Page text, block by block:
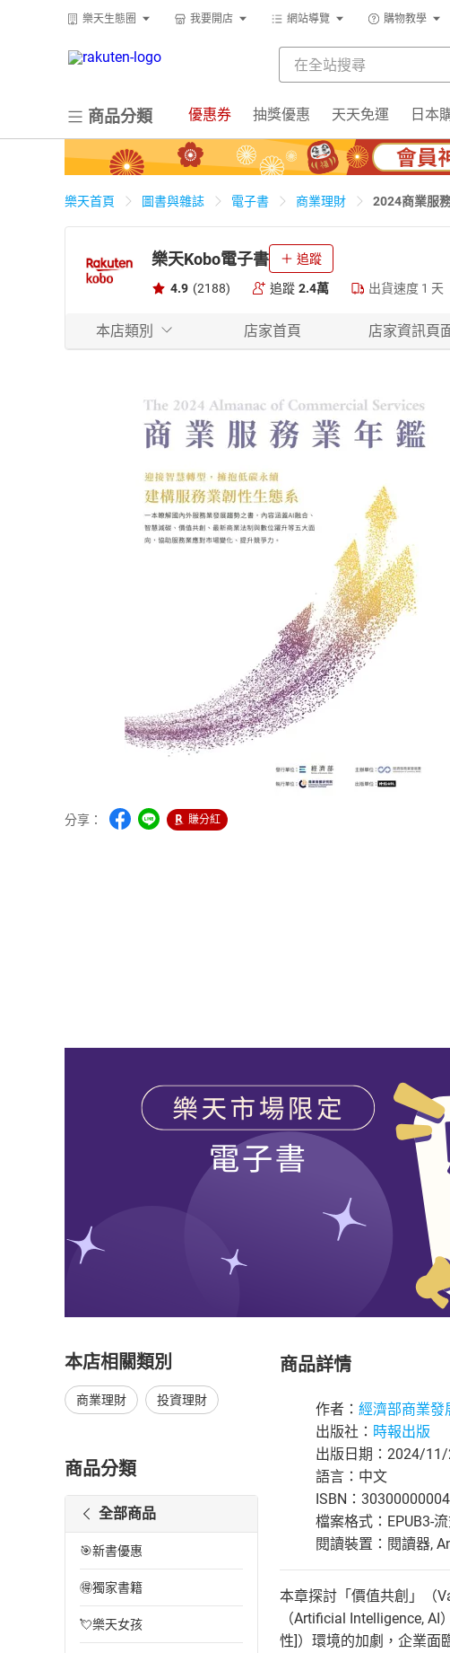
樂天生態圈 我要開店 網站導覽 購物教學
商品分類 優惠券 抽獎優惠 天天免運 日本
樂天首頁 圖書與雜誌 電子書 商業理財
2024商業服
樂天Kobo電子書 追蹤
4.9 (2188) 追蹤 2.4萬 出貨速度 1 天
本店類別 店家首頁 店家資訊頁
分享： 賺分紅
本店相關類別
商業理財 投資理財
商品分類
全部商品
🎯新書優惠
🉐獨家書籍
💘樂天女孩
商品詳情
作者： 經濟部商業發
出版社： 時報出版
出版日期：2024/
語言：中文
ISBN：
檔案格式：EPUB3-
閱讀裝置：閱讀器,
本章探討「價值共創」（
（Artificial Intelligence,
性]）環境的加劇，企業面